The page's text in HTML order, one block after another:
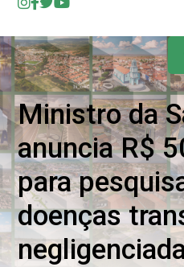
Ministro da
anuncia R$
para
doenças